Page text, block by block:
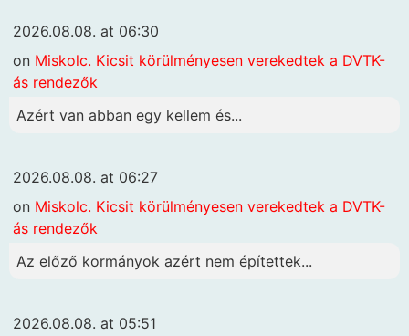
2026.08.08. at 06:30
on Miskolc. Kicsit körülményesen verekedtek a DVTK-
ás rendezők
Azért van abban egy kellem és...
2026.08.08. at 06:27
on Miskolc. Kicsit körülményesen verekedtek a DVTK-
ás rendezők
Az előző kormányok azért nem építettek...
2026.08.08. at 05:51